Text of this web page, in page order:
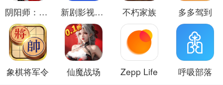
阴阳师：百闻牌 新剧影视大全 不朽家族 多多驾到
象棋将军令 仙魔战场 Zepp Life 呼吸部落